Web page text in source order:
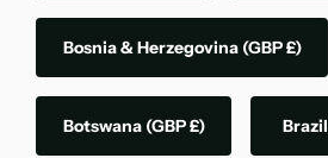
Bosnia & Herzegovina (GBP £)
Botswana (GBP £) Brazil